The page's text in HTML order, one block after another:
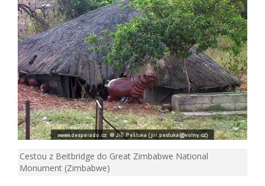
Cestou z Beitbridge do Great Zimbabwe National
Monument (Zimbabwe)